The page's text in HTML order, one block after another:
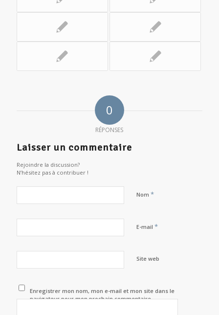
0
RÉPONSES
Laisser un commentaire
Rejoindre la discussion?
N’hésitez pas à contribuer !
Nom *
E-mail *
Site web
Enregistrer mon nom, mon e-mail et mon site dans le
navigateur pour mon prochain commentaire.